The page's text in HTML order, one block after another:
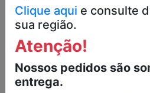
-
-
Clique aqui e consulte
sua região.
Atenção!
Nossos pedidos são
entrega.